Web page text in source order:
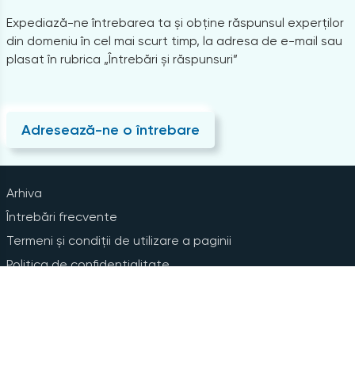
Expediază-ne întrebarea ta și obține răspunsul experților
din domeniu în cel mai scurt timp, la adresa de e-mail sau
plasat în rubrica „Întrebări și răspunsuri”
Adresează-ne o întrebare
Arhiva
Întrebări frecvente
Termeni și condiții de utilizare a paginii
Politica de confidențialitate